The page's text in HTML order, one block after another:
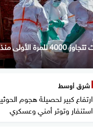
إيبولا.. الإصابات تتجاوز 4000 للمرة الأولى منذ
شرق أوسط
ارتفاع كبير لحصيلة هجوم
استنفار وتوتر أمني وعسكري